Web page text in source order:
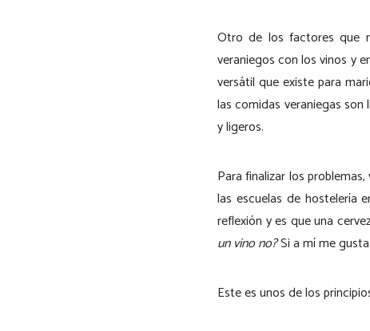
Otro de los factores que
veraniegos con los vinos y
versátil que existe para
las comidas veraniegas
y ligeros.
Para finalizar los
las escuelas de hostelería
reflexión y es que una
un vino no?Si a mí me
Este es unos de los